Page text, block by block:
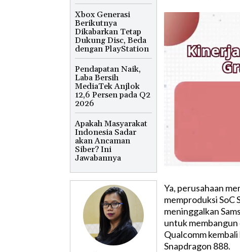
Xbox Generasi
Berikutnya
Dikabarkan Tetap
Dukung Disc, Beda
dengan PlayStation
Pendapatan Naik,
Laba Bersih
MediaTek Anjlok
12,6 Persen pada Q2
2026
Apakah Masyarakat
Indonesia Sadar
akan Ancaman
Siber? Ini
Jawabannya
Ya, perusahaan
memproduksi SoC
meninggalkan
untuk membangun
Qualcomm
Snapdragon 888.